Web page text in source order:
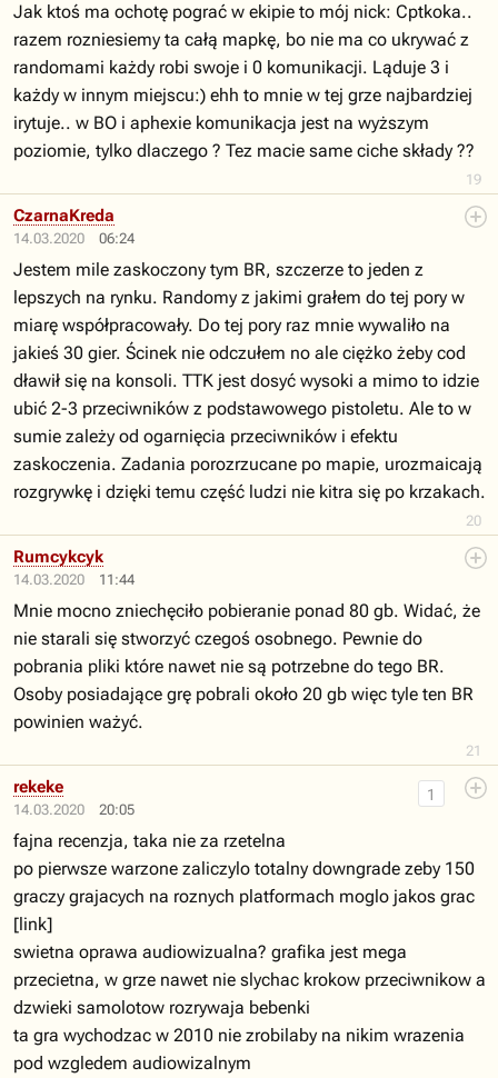
19
Jak ktoś ma ochotę pograć w ekipie to mój nick: Cptkoka..
razem rozniesiemy ta całą mapkę, bo nie ma co ukrywać z
randomami każdy robi swoje i 0 komunikacji. Ląduje 3 i
każdy w innym miejscu:) ehh to mnie w tej grze najbardziej
irytuje.. w BO i aphexie komunikacja jest na wyższym
poziomie, tylko dlaczego ? Tez macie same ciche składy ??
14.03.2020 06:24
20
CzarnaKreda
Jestem mile zaskoczony tym BR, szczerze to jeden z
lepszych na rynku. Randomy z jakimi grałem do tej pory w
miarę współpracowały. Do tej pory raz mnie wywaliło na
jakieś 30 gier. Ścinek nie odczułem no ale ciężko żeby cod
dławił się na konsoli. TTK jest dosyć wysoki a mimo to idzie
ubić 2-3 przeciwników z podstawowego pistoletu. Ale to w
sumie zależy od ogarnięcia przeciwników i efektu
zaskoczenia. Zadania porozrzucane po mapie, urozmaicają
rozgrywkę i dzięki temu część ludzi nie kitra się po krzakach.
14.03.2020 11:44
21
Rumcykcyk
Mnie mocno zniechęciło pobieranie ponad 80 gb. Widać, że
nie starali się stworzyć czegoś osobnego. Pewnie do
pobrania pliki które nawet nie są potrzebne do tego BR.
Osoby posiadające grę pobrali około 20 gb więc tyle ten BR
powinien ważyć.
14.03.2020 20:05
1
rekeke
fajna recenzja, taka nie za rzetelna
po pierwsze warzone zaliczylo totalny downgrade zeby 150
graczy grajacych na roznych platformach moglo jakos grac
[link]
swietna oprawa audiowizualna? grafika jest mega
przecietna, w grze nawet nie slychac krokow przeciwnikow a
dzwieki samolotow rozrywaja bebenki
ta gra wychodzac w 2010 nie zrobilaby na nikim wrazenia
pod wzgledem audiowizalnym